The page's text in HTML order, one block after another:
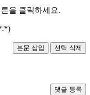
을 클릭하세요.
)
댓글 등록